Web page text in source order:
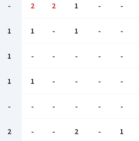
- 2 2 1 - -
1 1 - 1 - -
1 - - - - -
1 1 - - - -
- - - - - -
2 - - 2 - 1